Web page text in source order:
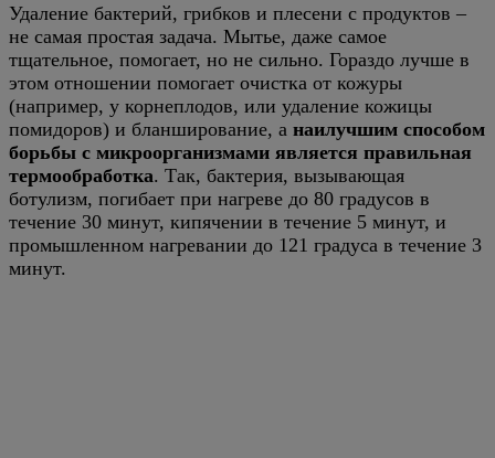
Удаление бактерий, грибков и плесени с продуктов –
не самая простая задача. Мытье, даже самое
тщательное, помогает, но не сильно. Гораздо лучше в
этом отношении помогает очистка от кожуры
(например, у корнеплодов, или удаление кожицы
помидоров) и бланширование, а наилучшим способом
борьбы с микроорганизмами является правильная
термообработка. Так, бактерия, вызывающая
ботулизм, погибает при нагреве до 80 градусов в
течение 30 минут, кипячении в течение 5 минут, и
промышленном нагревании до 121 градуса в течение 3
минут.